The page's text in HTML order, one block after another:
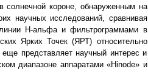
солнечной короне, обнаруженным на
научных исследований, сравнивая
H-альфа и фильтрограммами в
Ярких Точек (ЯРТ) относительно
представляет научный интерес и
диапазоне аппаратами «Hinode» и